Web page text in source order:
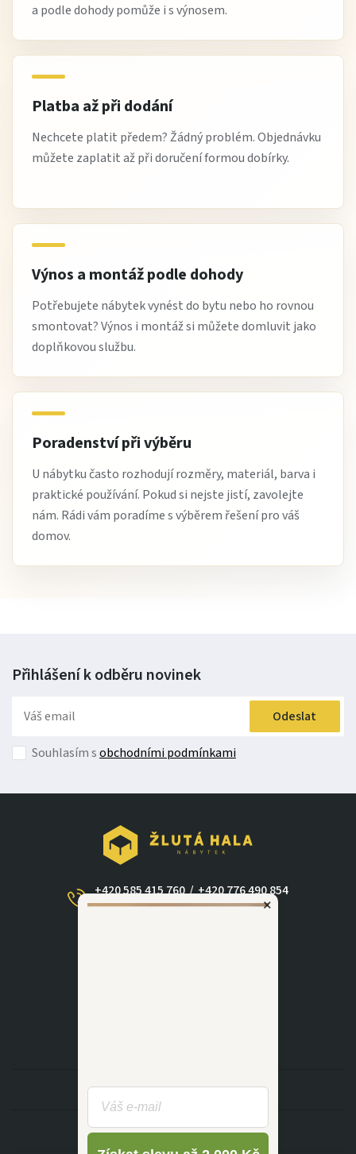
a podle dohody pomůže i s výnosem.
Platba až při dodání
Nechcete platit předem? Žádný problém. Objednávku
můžete zaplatit až při doručení formou dobírky.
Výnos a montáž podle dohody
Potřebujete nábytek vynést do bytu nebo ho rovnou
smontovat? Výnos i montáž si můžete domluvit jako
doplňkovou službu.
Poradenství při výběru
U nábytku často rozhodují rozměry, materiál, barva i
praktické používání. Pokud si nejste jistí, zavolejte
nám. Rádi vám poradíme s výběrem řešení pro váš
domov.
Přihlášení k odběru novinek
Odeslat
Souhlasím sobchodními podmínkami
+420 585 415 760
(Po - Ne 09:00-17:30)
/ +420 776 490 854
KATEGORIE
INFORMACE
×